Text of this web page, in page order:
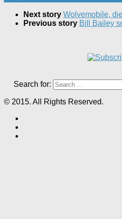
Next story Wolvemobile,
Previous story Bill Bailey
Search for:
© 2015. All Rights Reserved.